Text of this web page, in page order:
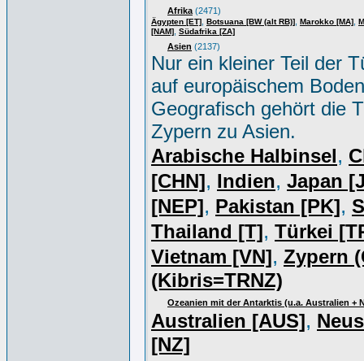
Afrika (2471)
Ägypten [ET] Botsuana [BW (alt RB)] Marokko [MA]
[NAM] Südafrika [ZA]
Asien (2137)
Nur ein kleiner Teil der
auf europäischem
Geografisch gehört die
Zypern zu Asien.
Arabische Halbinsel,
[CHN], Indien, Japan
[NEP], Pakistan [PK],
Thailand [T], Türkei
Vietnam [VN], Zypern
(Kibris=TRNZ)
Ozeanien mit der Antarktis (u.a. Australien +
Australien [AUS],
[NZ]